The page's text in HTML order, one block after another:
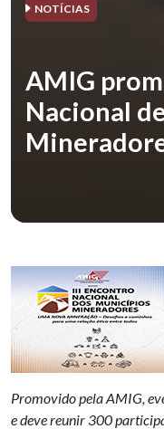
NOTÍCIAS
AMIG
Nacional
Promovido pela AMIG,
e deve reunir 300